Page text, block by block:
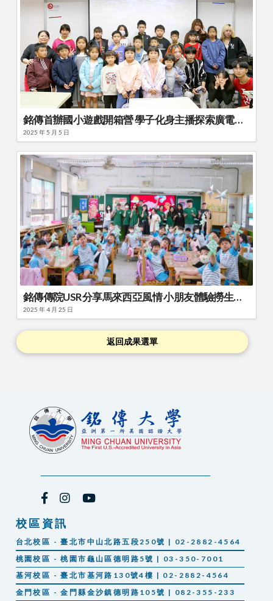
銘傳首辦國小遊戲開箱營 學子化身主播探索廣電世界(轉載金門日報)
2025 年 5 月 5 日
銘傳傳院USR分享馬來西亞風情 小朋友體驗撈生及異國新年文化
2025 年 4 月 25 日
返回成果選單
校區資訊
台北校區 - 臺北市中山北路五段250號 | 02-2882-4564
桃園校區 - 桃園市龜山區德明路5號 | 03-350-7001
基河校區 - 臺北市基河路130號4樓 | 02-2882-4564
金門校區 - 金門縣金沙鎮德明路105號 | 082-355-233